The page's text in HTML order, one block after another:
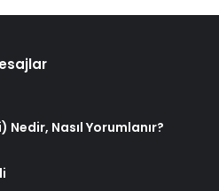
Nedir, Nasıl Yorumlanır?